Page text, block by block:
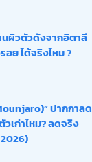
นผิวตัวดังจากอิตาลี
ย ได้จริงไหม ?
ปากกาลด
เก่าไหม? ลดจริง